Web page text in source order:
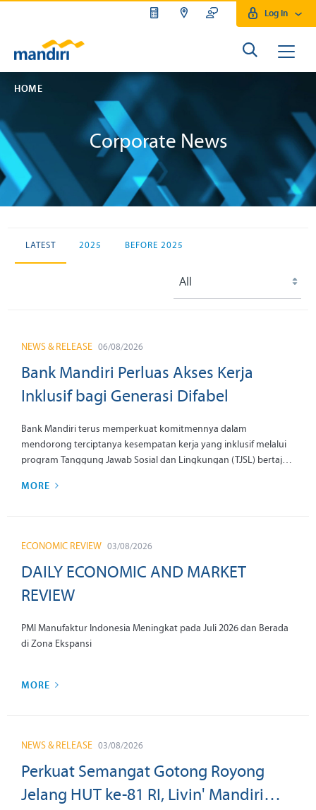
Log In
HOME
Corporate News
LATEST 2025 BEFORE 2025
NEWS & RELEASE 06/08/2026
Bank Mandiri Perluas Akses Kerja
Inklusif bagi Generasi Difabel
Bank Mandiri terus memperkuat komitmennya dalam
mendorong terciptanya kesempatan kerja yang inklusif melalui
program Tanggung Jawab Sosial dan Lingkungan (TJSL) bertajuk
komitmen perseroan dalam mendukung pemberdayaan
MORE
ECONOMIC REVIEW 03/08/2026
DAILY ECONOMIC AND MARKET
REVIEW
PMI Manufaktur Indonesia Meningkat pada Juli 2026 dan Berada
di Zona Ekspansi
MORE
NEWS & RELEASE 03/08/2026
Perkuat Semangat Gotong Royong
Jelang HUT ke-81 RI, Livin' Mandiri